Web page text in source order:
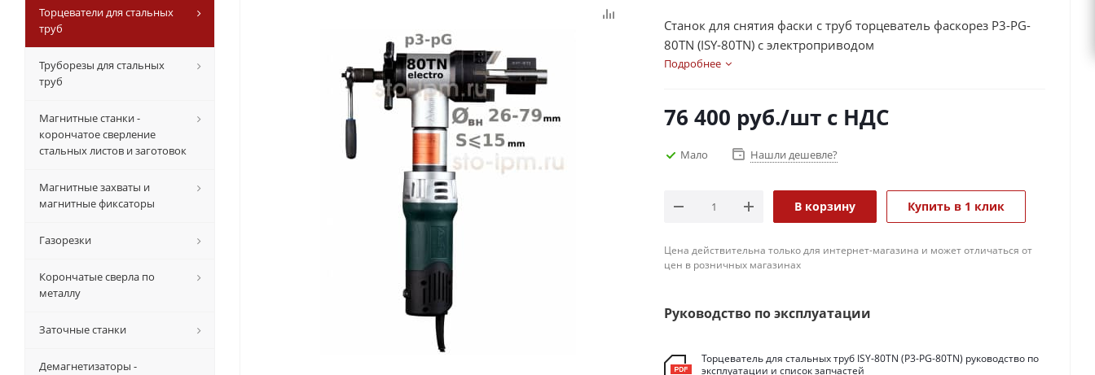
Станок для снятия фаски с труб торцеватель фаскорез P3-PG-
80TN (ISY-80TN) с электроприводом
Подробнее
76 400 руб./шт с НДС
Мало Нашли дешевле?
В корзину Купить в 1 клик
Цена действительна только для интернет-магазина и может отличаться от
цен в розничных магазинах
Руководство по эксплуатации
Торцеватель для стальных труб ISY-80TN (P3-PG-80TN) руководство по
эксплуатации и список запчастей
Торцеватели для стальных
труб
Труборезы для стальных
труб
Магнитные станки -
корончатое сверление
стальных листов и заготовок
Магнитные захваты и
магнитные фиксаторы
Газорезки
Корончатые сверла по
металлу
Заточные станки
Демагнетизаторы -